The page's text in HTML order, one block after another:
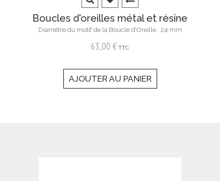
Boucles d'oreilles métal et résine
Diamètre du motif de la Boucle d'Oreille : 24 mm
63,00 € TTC
AJOUTER AU PANIER